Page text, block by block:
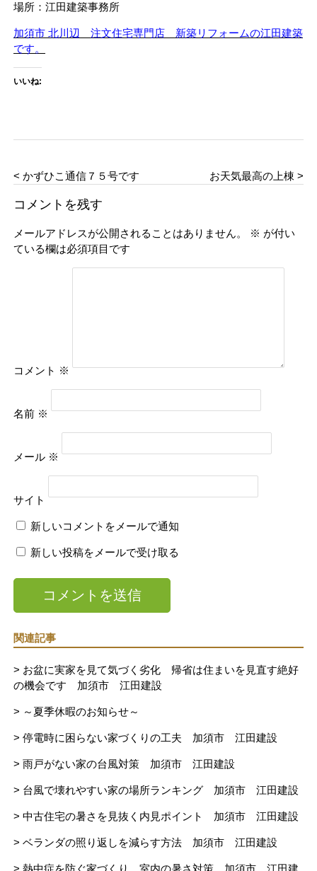
場所：江田建築事務所
加須市 北川辺 注文住宅専門店 新築リフォームの江田建築
です。
いいね:
< かずひこ通信７５号です お天気最高の上棟 >
コメントを残す
メールアドレスが公開されることはありません。 ※ が付い
ている欄は必須項目です
コメント ※
名前 ※
メール ※
サイト
新しいコメントをメールで通知
新しい投稿をメールで受け取る
関連記事
> お盆に実家を見て気づく劣化 帰省は住まいを見直す絶好
の機会です 加須市 江田建設
> ～夏季休暇のお知らせ～
> 停電時に困らない家づくりの工夫 加須市 江田建設
> 雨戸がない家の台風対策 加須市 江田建設
> 台風で壊れやすい家の場所ランキング 加須市 江田建設
> 中古住宅の暑さを見抜く内見ポイント 加須市 江田建設
> ベランダの照り返しを減らす方法 加須市 江田建設
> 熱中症を防ぐ家づくり、室内の暑さ対策 加須市 江田建